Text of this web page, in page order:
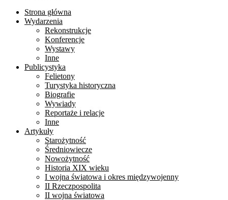
Strona główna
Wydarzenia
Rekonstrukcje
Konferencje
Wystawy
Inne
Publicystyka
Felietony
Turystyka historyczna
Biografie
Wywiady
Reportaże i relacje
Inne
Artykuły
Starożytność
Średniowiecze
Nowożytność
Historia XIX wieku
I wojna światowa i okres międzywojenny
II Rzeczpospolita
II wojna światowa